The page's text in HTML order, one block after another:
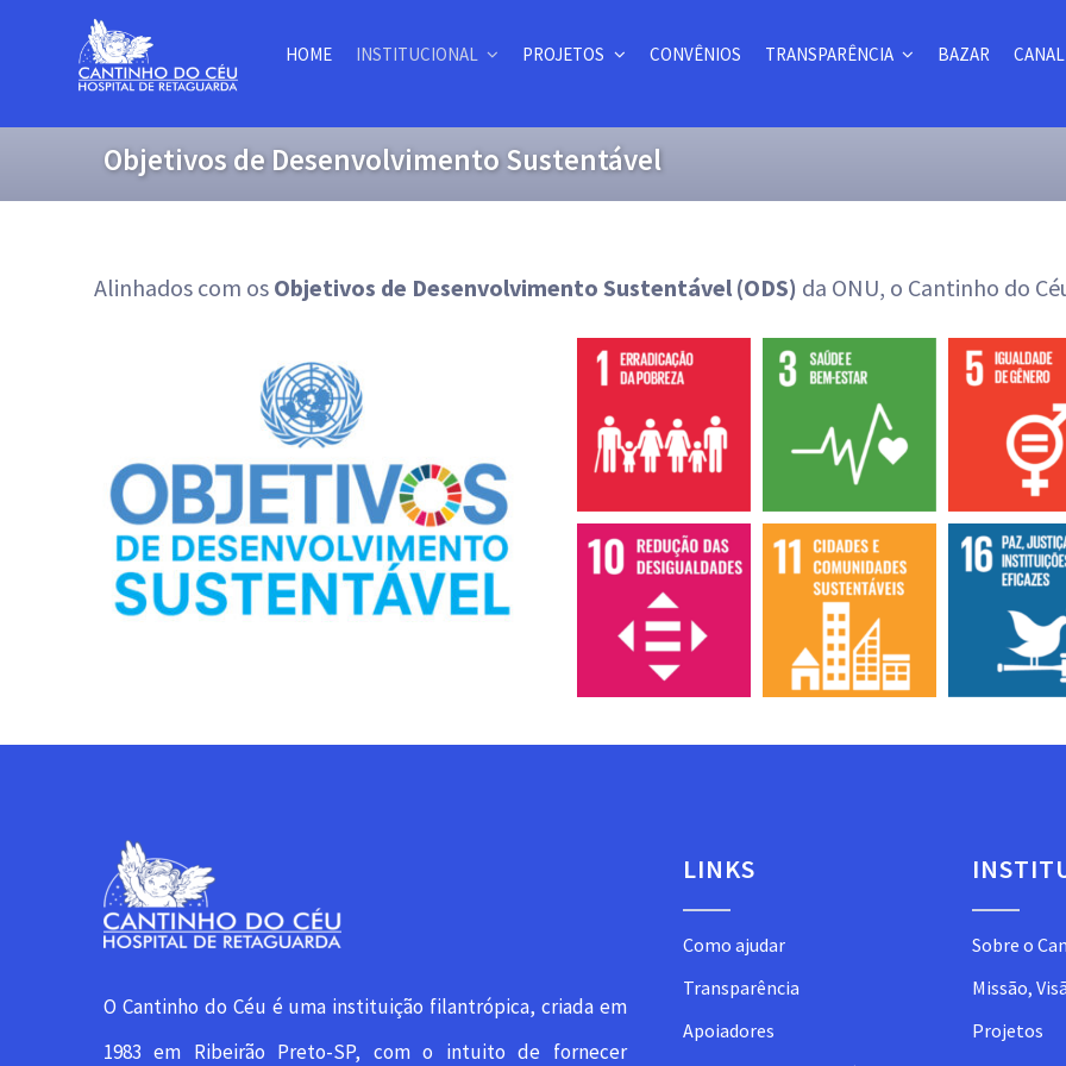
HOME INSTITUCIONAL PROJETOS CONVÊNIOS TRANSPARÊNCIA BAZAR
Objetivos de Desenvolvimento Sustentável
Alinhados com os Objetivos de Desenvolvimento Sustentável (ODS) da ONU, o Cantinho do
O Cantinho do Céu é uma instituição filantrópica, criada em
1983 em Ribeirão Preto-SP, com o intuito de fornecer
LINKS
Como ajudar
Transparência
Apoiadores
Sobre o
Missão,
Projetos